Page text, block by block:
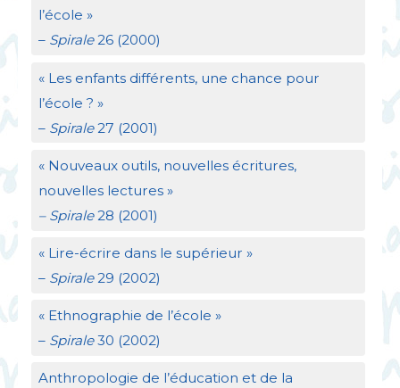
l’école »
– Spirale26 (2000)
« Les enfants différents, une chance pour
l’école ? »
– Spirale27 (2001)
« Nouveaux outils, nouvelles écritures,
nouvelles lectures »
– Spirale28 (2001)
« Lire-écrire dans le supérieur »
– Spirale29 (2002)
« Ethnographie de l’école »
– Spirale30 (2002)
Anthropologie de l’éducation et de la